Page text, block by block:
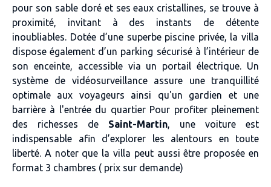
pour son sable doré et ses eaux cristallines, se trouve à
proximité, invitant à des instants de détente
inoubliables. Dotée d’une superbe piscine privée, la villa
dispose également d’un parking sécurisé à l’intérieur de
son enceinte, accessible via un portail électrique. Un
système de vidéosurveillance assure une tranquillité
optimale aux voyageurs ainsi qu'un gardien et une
barrière à l'entrée du quartier Pour profiter pleinement
des richesses de Saint-Martin, une voiture est
indispensable afin d’explorer les alentours en toute
liberté. A noter que la villa peut aussi être proposée en
format 3 chambres ( prix sur demande)